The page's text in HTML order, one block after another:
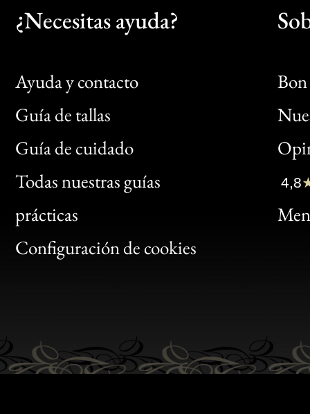
¿Necesitas ayuda?
Ayuda y contacto
Guía de tallas
Guía de cuidado
Todas nuestras guías
prácticas
Configuración de cookies
Bon
Clic
Bon
4,8